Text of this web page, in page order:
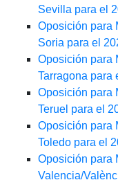
Sevilla para el
Oposición para
Soria para el
Oposición para
Tarragona para
Oposición para
Teruel para el
Oposición para
Toledo para el
Oposición para
Valencia/